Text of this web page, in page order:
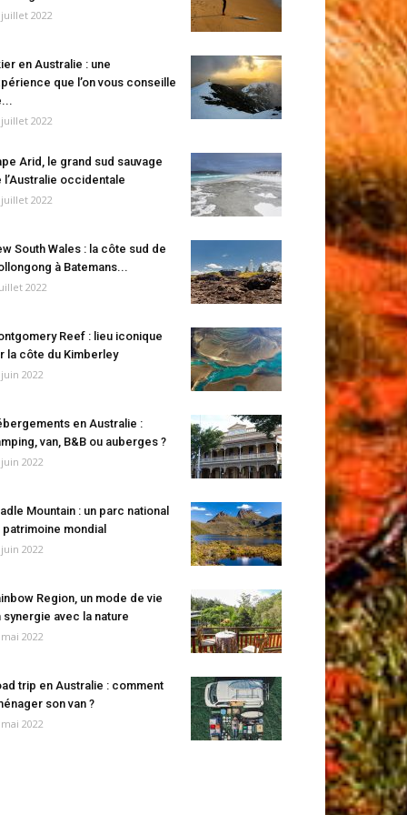
2022
en Australie : une
que l’on vous conseille
2022
Arid, le grand sud sauvage
l’Australie occidentale
2022
South Wales : la côte sud de
à Batemans...
2022
Reef : lieu iconique
la côte du Kimberley
2022
en Australie :
van, B&B ou auberges ?
2022
Mountain : un parc national
patrimoine mondial
2022
Region, un mode de vie
synergie avec la nature
2022
trip en Australie : comment
son van ?
2022